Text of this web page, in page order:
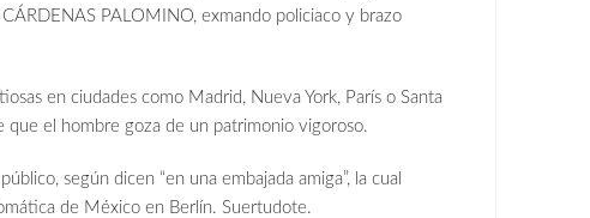
PALOMINO, exmando policiaco y brazo
en ciudades como Madrid, Nueva York, París o Santa
que el hombre goza de un patrimonio vigoroso.
según dicen “en una embajada amiga”, la cual
de México en Berlín. Suertudote.